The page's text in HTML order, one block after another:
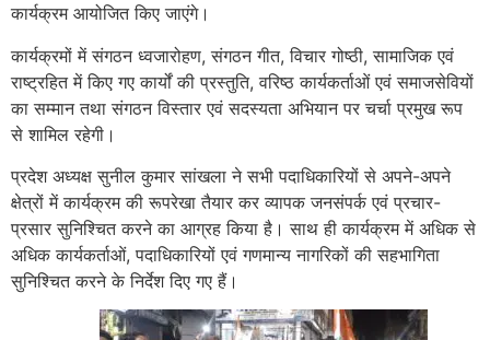
कार्यक्रम आयोजित किए जाएंगे।
कार्यक्रमों में संगठन ध्वजारोहण, संगठन गीत, विचार गोष्ठी, सामाजिक एवं
राष्ट्रहित में किए गए कार्यों की प्रस्तुति, वरिष्ठ कार्यकर्ताओं एवं समाजसेवियों
का सम्मान तथा संगठन विस्तार एवं सदस्यता अभियान पर चर्चा प्रमुख रूप
से शामिल रहेगी।
प्रदेश अध्यक्ष सुनील कुमार सांखला ने सभी पदाधिकारियों से अपने-अपने
क्षेत्रों में कार्यक्रम की रूपरेखा तैयार कर व्यापक जनसंपर्क एवं प्रचार-
प्रसार सुनिश्चित करने का आग्रह किया है। साथ ही कार्यक्रम में अधिक से
अधिक कार्यकर्ताओं, पदाधिकारियों एवं गणमान्य नागरिकों की सहभागिता
सुनिश्चित करने के निर्देश दिए गए हैं।